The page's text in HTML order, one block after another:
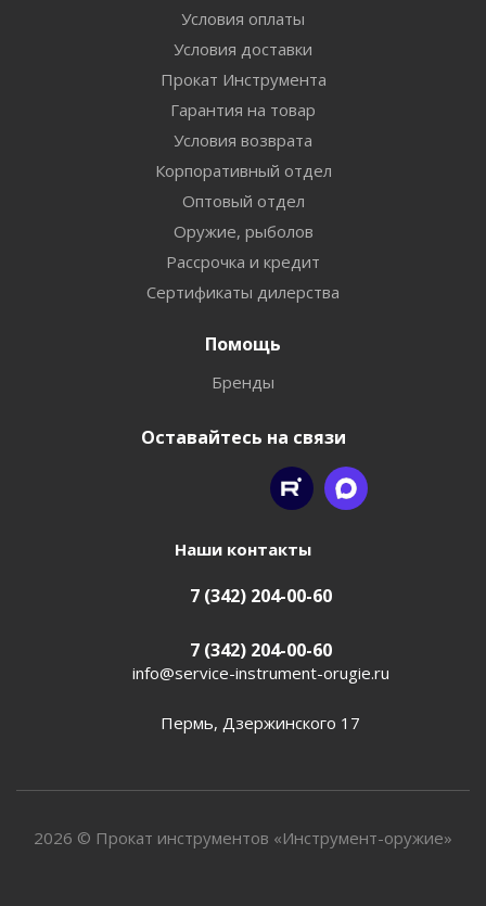
Условия оплаты
Условия доставки
Прокат Инструмента
Гарантия на товар
Условия возврата
Корпоративный отдел
Оптовый отдел
Оружие, рыболов
Рассрочка и кредит
Сертификаты дилерства
Помощь
Бренды
Оставайтесь на связи
Наши контакты
7 (342) 204-00-60
7 (342) 204-00-60
info@service-instrument-orugie.ru
Пермь, Дзержинского 17
2026 © Прокат инструментов «Инструмент-оружие»